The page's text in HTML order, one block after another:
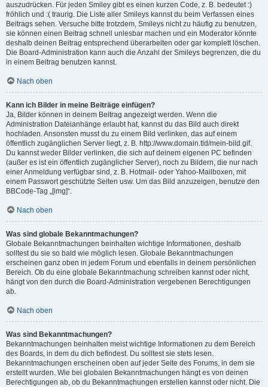
auszudrücken. Für jeden Smiley gibt es einen kurzen Code, z. B. bedeutet :)
fröhlich und :( traurig. Die Liste aller Smileys kannst du beim Verfassen eines
Beitrags sehen. Versuche bitte trotzdem, Smileys nicht zu häufig zu benutzen,
sie können einen Beitrag schnell unlesbar machen und ein Moderator könnte
deshalb deinen Beitrag entsprechend überarbeiten oder gar komplett löschen.
Die Board-Administration kann auch die Anzahl der Smileys begrenzen, die du
in einem Beitrag benutzen kannst.
Nach oben
Kann ich Bilder in meine Beiträge einfügen?
Ja, Bilder können in deinem Beitrag angezeigt werden. Wenn die
Administration Dateianhänge erlaubt hat, kannst du das Bild auch direkt
hochladen. Ansonsten musst du zu einem Bild verlinken, das auf einem
öffentlich zugänglichen Server liegt, z. B. http://www.domain.tld/mein-bild.gif.
Du kannst weder Bilder verlinken, die sich auf deinem eigenen PC befinden
(außer es ist ein öffentlich zugänglicher Server), noch zu Bildern, die nur nach
einer Anmeldung verfügbar sind, z. B. Hotmail- oder Yahoo-Mailboxen, mit
einem Passwort geschützte Seiten usw. Um das Bild anzuzeigen, benutze den
BBCode-Tag „[img]“.
Nach oben
Was sind globale Bekanntmachungen?
Globale Bekanntmachungen beinhalten wichtige Informationen, deshalb
solltest du sie so bald wie möglich lesen. Globale Bekanntmachungen
erscheinen ganz oben in jedem Forum und ebenfalls in deinem persönlichen
Bereich. Ob du eine globale Bekanntmachung schreiben kannst oder nicht,
hängt von den durch die Board-Administration vergebenen Berechtigungen
ab.
Nach oben
Was sind Bekanntmachungen?
Bekanntmachungen beinhalten meist wichtige Informationen zu dem Bereich
des Boards, in dem du dich befindest. Du solltest sie stets lesen.
Bekanntmachungen erscheinen oben auf jeder Seite des Forums, in dem sie
erstellt wurden. Wie bei globalen Bekanntmachungen hängt es von deinen
Berechtigungen ab, ob du Bekanntmachungen erstellen kannst oder nicht. Die